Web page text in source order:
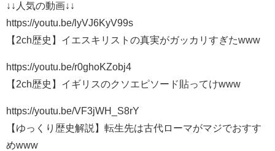
↓↓人気の動画↓↓
https://youtu.be/lyVJ6KyV99s
【2ch歴史】イエスキリストの真実がガッカリすぎたwww
https://youtu.be/r0ghoKZobj4
【2ch歴史】イギリスのクソエピソード貼ってけwww
https://youtu.be/VF3jWH_S8rY
【ゆっくり歴史解説】転生先は古代ローマがマジでおすす
めwww